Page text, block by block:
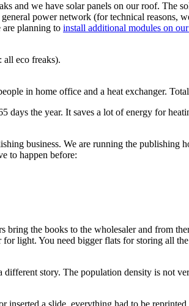
we have solar panels on our roof. The
power network (for technical reasons,
are planning to install additional modules on
all eco freaks).
in home office and a heat exchanger.
days the year. It saves a lot of energy for
business. We are running the publishing
to happen before:
the books to the wholesaler and from
light. You need bigger flats for storing all
story. The population density is not
a slide, everything had to be